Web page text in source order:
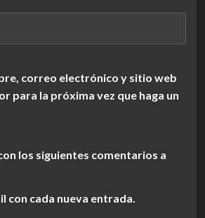
correo electrónico y sitio web
para la próxima vez que haga un
los siguientes comentarios a
con cada nueva entrada.